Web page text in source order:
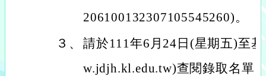
206100132307105545260)。
３、 請於111年6月24日(星期五)至
w.jdjh.kl.edu.tw)查閱錄取名單